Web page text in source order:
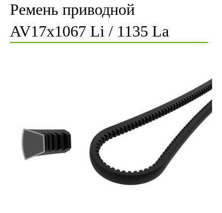
Ремень приводной
AV17x1067 Li / 1135 La